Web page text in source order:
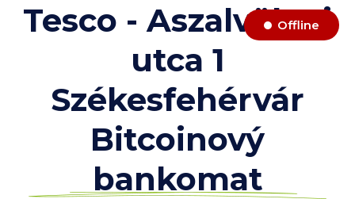
Tesco - Aszalvölgyi
utca 1
Székesfehérvár
Bitcoinový
bankomat
Offline